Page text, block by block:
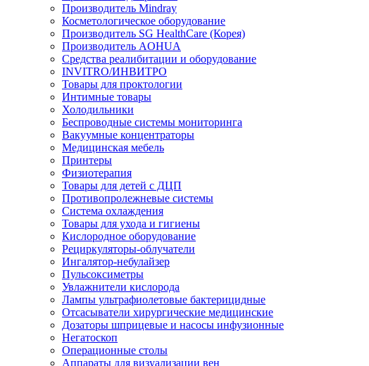
Производитель Mindray
Косметологическое оборудование
Производитель SG HealthCare (Корея)
Производитель AOHUA
Средства реалибитации и оборудование
INVITRO/ИНВИТРО
Товары для проктологии
Интимные товары
Холодильники
Беспроводные системы мониторинга
Вакуумные концентраторы
Медицинская мебель
Принтеры
Физиотерапия
Товары для детей с ДЦП
Противопролежневые системы
Система охлаждения
Товары для ухода и гигиены
Кислородное оборудование
Рециркуляторы-облучатели
Ингалятор-небулайзер
Пульсоксиметры
Увлажнители кислорода
Лампы ультрафиолетовые бактерицидные
Отсасыватели хирургические медицинские
Дозаторы шприцевые и насосы инфузионные
Негатоскоп
Операционные столы
Аппараты для визуализации вен